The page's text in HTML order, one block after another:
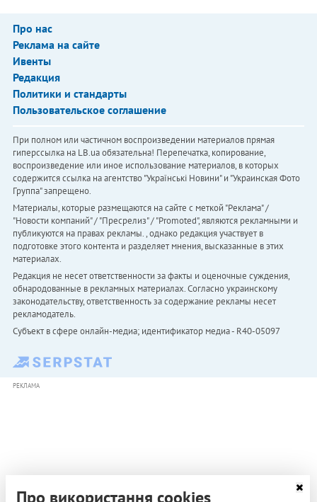
Про нас
Реклама на сайте
Ивенты
Редакция
Политики и стандарты
Пользовательское соглашение
При полном или частичном воспроизведении материалов прямая
гиперссылка на LB.ua обязательна! Перепечатка, копирование,
воспроизведение или иное использование материалов, в которых
содержится ссылка на агентство "Українськi Новини" и "Украинская Фото
Группа" запрещено.
Материалы, которые размещаются на сайте с меткой "Реклама" /
"Новости компаний" / "Пресрелиз" / "Promoted", являются рекламными и
публикуются на правах рекламы. , однако редакция участвует в
подготовке этого контента и разделяет мнения, высказанные в этих
материалах.
Редакция не несет ответственности за факты и оценочные суждения,
обнародованные в рекламных материалах. Согласно украинскому
законодательству, ответственность за содержание рекламы несет
рекламодатель.
Субъект в сфере онлайн-медиа; идентификатор медиа - R40-05097
РЕКЛАМА
Про використання cookies